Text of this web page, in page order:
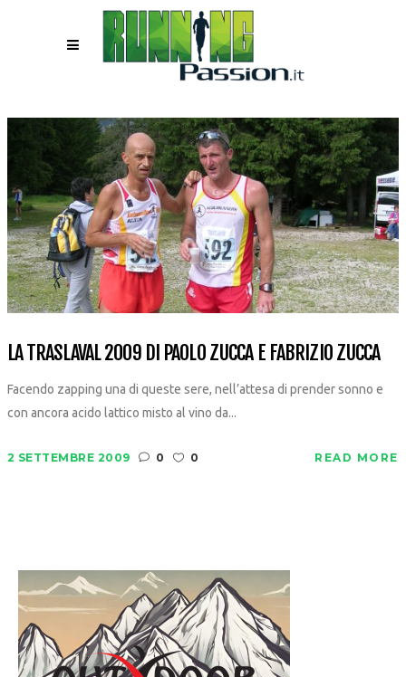
LA TRASLAVAL 2009 DI PAOLO ZUCCA E FABRIZIO ZUCCA
Facendo zapping una di queste sere, nell’attesa di prender sonno e
con ancora acido lattico misto al vino da...
2 SETTEMBRE 2009 0 0 READ MORE